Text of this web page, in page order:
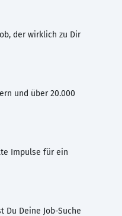
der wirklich zu Dir
und über 20.000
Impulse für ein
Deine Job-Suche